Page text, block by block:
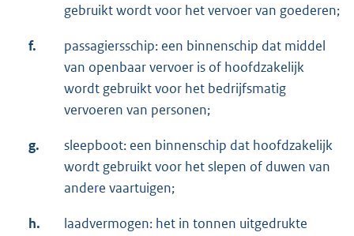
gebruikt wordt voor het vervoer van goederen;
f.
passagiersschip: een binnenschip dat middel
van openbaar vervoer is of hoofdzakelijk
wordt gebruikt voor het bedrijfsmatig
vervoeren van personen;
g.
sleepboot: een binnenschip dat hoofdzakelijk
wordt gebruikt voor het slepen of duwen van
andere vaartuigen;
h.
laadvermogen: het in tonnen uitgedrukte